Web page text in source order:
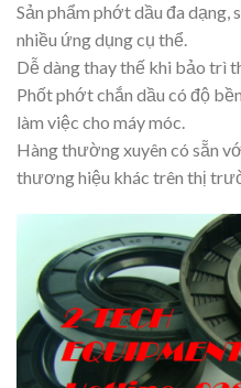
Sản phẩm phớt dầu đa dạng,
nhiều ứng dụng cụ thể.
Dễ dàng thay thế khi bảo trì
Phốt phớt chắn dầu có độ
làm việc cho máy móc.
Hàng thường xuyên có sẵn
thương hiệu khác trên thị